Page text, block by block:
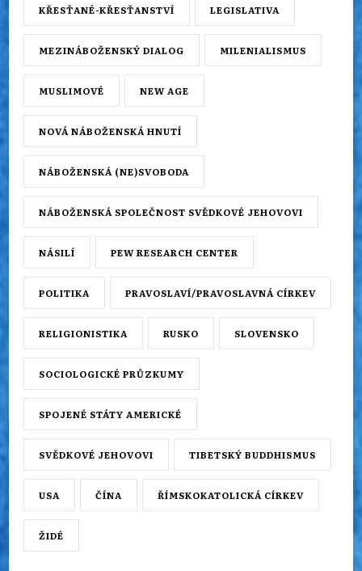
KŘESŤANÉ-KŘESŤANSTVÍ LEGISLATIVA
MEZINÁBOŽENSKÝ DIALOG MILENIALISMUS
MUSLIMOVÉ NEW AGE
NOVÁ NÁBOŽENSKÁ HNUTÍ
NÁBOŽENSKÁ (NE)SVOBODA
NÁBOŽENSKÁ SPOLEČNOST SVĚDKOVÉ JEHOVOVI
NÁSILÍ PEW RESEARCH CENTER
POLITIKA PRAVOSLAVÍ/PRAVOSLAVNÁ CÍRKEV
RELIGIONISTIKA RUSKO SLOVENSKO
SOCIOLOGICKÉ PRŮZKUMY
SPOJENÉ STÁTY AMERICKÉ
SVĚDKOVÉ JEHOVOVI TIBETSKÝ BUDDHISMUS
USA ČÍNA ŘÍMSKOKATOLICKÁ CÍRKEV
ŽIDÉ